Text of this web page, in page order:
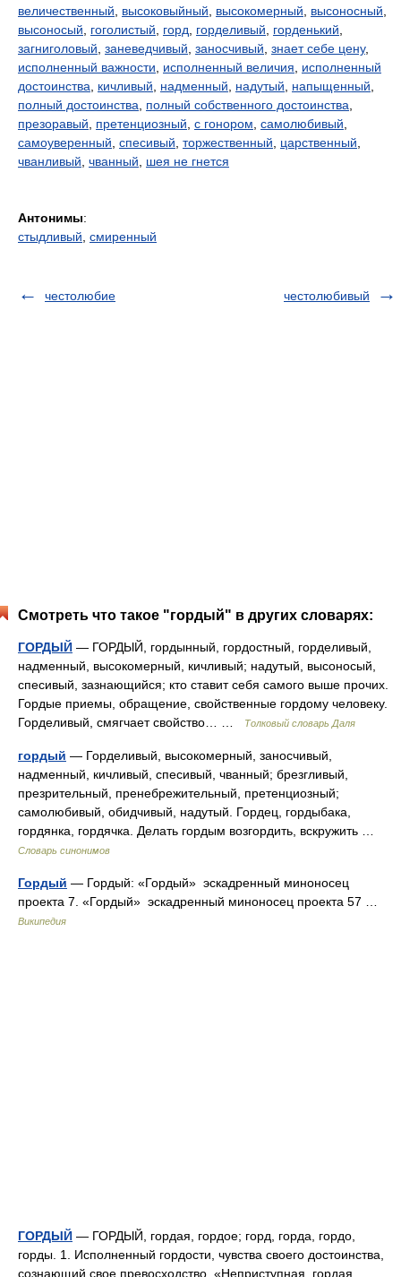
величественный
высоковыйный высокомерный высоносный
высоносый
гоголистый горд горделивый горденький
загниголовый заневедчивый заносчивый знает себе цену,
исполненный важности
исполненный величия
исполненный
достоинства
кичливый надменный надутый напыщенный
полный достоинства
полный собственного достоинства
презоравый
претенциозный с гонором самолюбивый
самоуверенный спесивый торжественный царственный
чванливый чванный шея не гнется
Антонимы:
стыдливый смиренный
честолюбие честолюбивый
Смотреть что такое "гордый" в других словарях:
ГОРДЫЙ — ГОРДЫЙ, гордынный, гордостный, горделивый,
надменный, высокомерный, кичливый; надутый, высоносый,
спесивый, зазнающийся; кто ставит себя самого выше прочих.
Гордые приемы, обращение, свойственные гордому человеку.
Горделивый, смягчает свойство… …
Толковый словарь Даля
гордый — Горделивый, высокомерный, заносчивый,
надменный, кичливый, спесивый, чванный; брезгливый,
презрительный, пренебрежительный, претенциозный;
самолюбивый, обидчивый, надутый. Гордец, гордыбака,
гордянка, гордячка. Делать гордым возгордить, вскружить …
Словарь синонимов
Гордый — Гордый: «Гордый» эскадренный миноносец
проекта 7. «Гордый» эскадренный миноносец проекта 57 …
Википедия
ГОРДЫЙ — ГОРДЫЙ, гордая, гордое; горд, горда, гордо,
горды. 1. Исполненный гордости, чувства своего достоинства,
сознающий свое превосходство. «Неприступная, гордая,